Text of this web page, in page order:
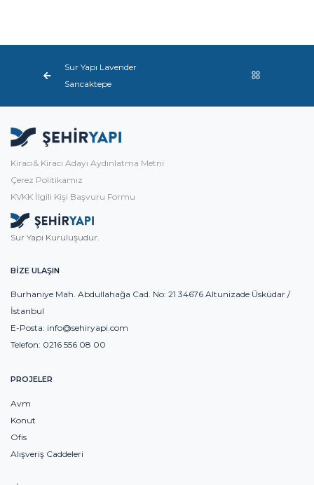
Sur Yapı Lavender
Sancaktepe
Kiracı& Kiracı Adayı Aydınlatma Metni
Çerez Politikamız
KVKK İlgili Kişi Başvuru Formu
Sur Yapı Kuruluşudur.
BİZE ULAŞIN
Burhaniye Mah. Abdullahağa Cad. No: 21 34676 Altunizade Üsküdar /
İstanbul
E-Posta: info@sehiryapi.com
Telefon: 0216 556 08 00
PROJELER
Avm
Konut
Ofis
Alışveriş Caddeleri